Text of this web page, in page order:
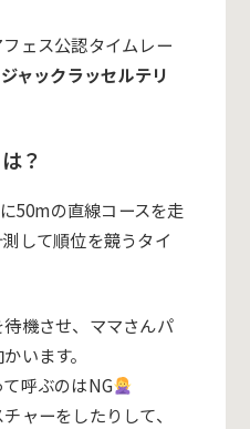
ェス公認タイムレー
ジャックラッセルテリ
？
50mの直線コースを走
して順位を競うタイ
機させ、ママさんパ
います。
呼ぶのはNG
ャーをしたりして、